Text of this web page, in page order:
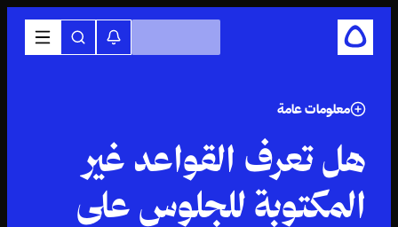
معلومات عامة
هل تعرف القواعد غير
المكتوبة للجلوس على